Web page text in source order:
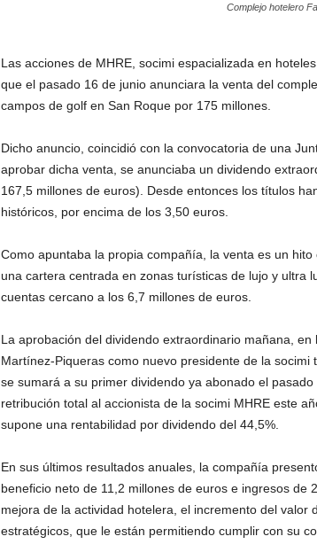
Complejo hotelero
Las acciones de MHRE, socimi espacializada en
que el pasado 16 de junio anunciara la venta del
campos de golf en San Roque por 175 millones.
Dicho anuncio, coincidió con la convocatoria de una
aprobar dicha venta, se anunciaba un dividendo
167,5 millones de euros). Desde entonces los títulos
históricos, por encima de los 3,50 euros.
Como apuntaba la propia compañía, la venta es un
una cartera centrada en zonas turísticas de lujo y ultra
cuentas cercano a los 6,7 millones de euros.
La aprobación del dividendo extraordinario mañana,
Martínez-Piqueras como nuevo presidente de la socimi
se sumará a su primer dividendo ya abonado el
retribución total al accionista de la socimi MHRE este
supone una rentabilidad por dividendo del 44,5%.
En sus últimos resultados anuales, la compañía
beneficio neto de 11,2 millones de euros e ingresos de
mejora de la actividad hotelera, el incremento del valor
estratégicos, que le están permitiendo cumplir con su